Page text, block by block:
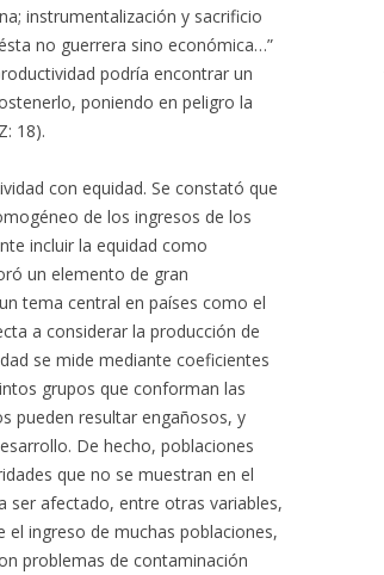
instrumentalización y sacrificio
no guerrera sino económica…”
podría encontrar un
poniendo en peligro la
18).
con equidad. Se constató que
de los ingresos de los
incluir la equidad como
un elemento de gran
tema central en países como el
a considerar la producción de
se mide mediante coeficientes
grupos que conforman las
pueden resultar engañosos, y
De hecho, poblaciones
que no se muestran en el
ser afectado, entre otras variables,
ingreso de muchas poblaciones,
problemas de contaminación